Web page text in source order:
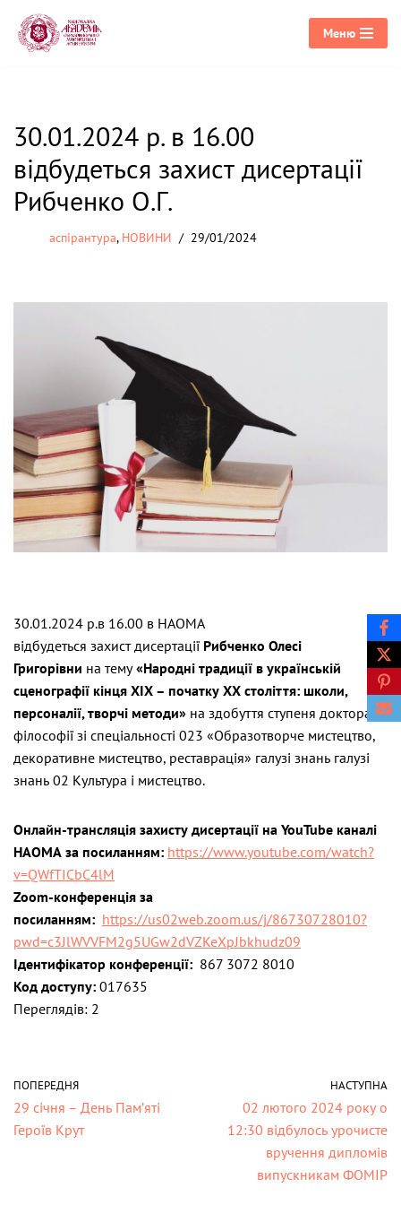
Перейти
Меню
30.01.2024 р. в 16.00
відбудеться захист дисертації
Рибченко О.Г.
аспірантура, НОВИНИ 29/01/2024
30.01.2024 р.в 16.00 в НАОМА
відбудеться захист дисертації Рибченко Олесі
Григорівни на тему«Народні традиції в українській
сценографії кінця ХІХ – початку ХХ століття: школи,
персоналії, творчі методи» на здобуття ступеня доктора
філософії зі спеціальності 023 «Образотворче мистецтво,
декоративне мистецтво, реставрація» галузі знань галузі
знань 02 Культура і мистецтво.
Онлайн-трансляція захисту дисертації на YouTube каналі
НАОМА за посиланням: https://www.youtube.com/watch?
v=QWfTICbC4lM
Zoom-конференція за
посиланням: https://us02web.zoom.us/j/86730728010?
pwd=c3JlWVVFM2g5UGw2dVZKeXpJbkhudz09
Ідентифікатор конференції: 867 3072 8010
Код доступу: 017635
Переглядів: 2
ПОПЕРЕДНЯ
29 січня – День Пам’яті
Героїв Крут
НАСТУПНА
02 лютого 2024 року о
12:30 відбулось урочисте
вручення дипломів
випускникам ФОМІР